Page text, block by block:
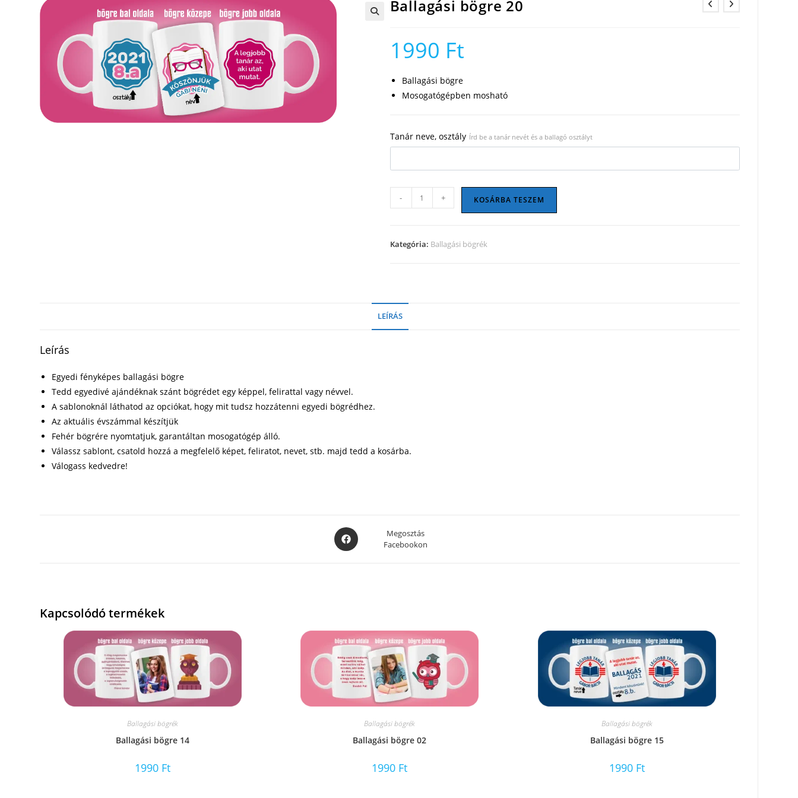
Ballagási bögre 20
1990 Ft
Ballagási bögre
Mosogatógépben mosható
Tanár neve, osztály Írd be a tanár nevét és a ballagó osztályt
Ballagási
bögre
mennyiség
- + KOSÁRBA TESZEM
Kategória: Ballagási bögrék
LEÍRÁS
Leírás
Egyedi fényképes ballagási bögre
Tedd egyedivé ajándéknak szánt bögrédet egy képpel, felirattal vagy névvel.
A sablonoknál láthatod az opciókat, hogy mit tudsz hozzátenni egyedi bögrédhez.
Az aktuális évszámmal készítjük
Fehér bögrére nyomtatjuk, garantáltan mosogatógép álló.
Válassz sablont, csatold hozzá a megfelelő képet, feliratot, nevet, stb. majd tedd a kosárba.
Válogass kedvedre!
Opens
in
Megosztás
Facebookon
Kapcsolódó termékek
Ballagási bögrék
Ballagási bögre 14
1990 Ft
Ballagási bögrék
Ballagási bögre 02
1990 Ft
Ballagási bögrék
Ballagási bögre 15
1990 Ft